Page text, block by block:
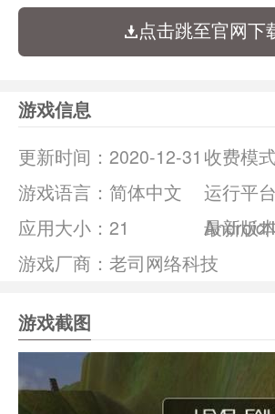
点击跳至官网下
游戏信息
更新时间： 2020-12-31 收费模
游戏语言： 简体中文
运行平台
Android/
应用大小： 21
最新版
游戏厂商：老司网络科技
游戏截图